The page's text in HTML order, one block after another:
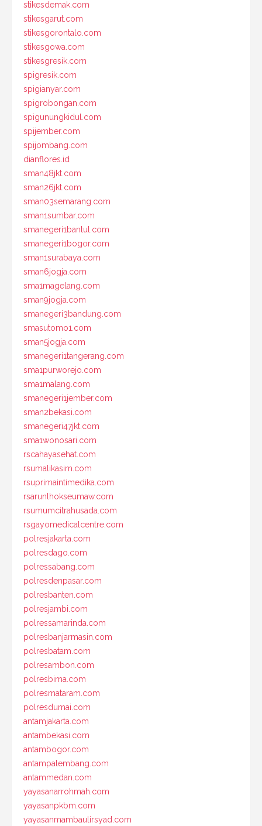
stikesdemak.com
stikesgarut.com
stikesgorontalo.com
stikesgowa.com
stikesgresik.com
spigresik.com
spigianyar.com
spigrobongan.com
spigunungkidul.com
spijember.com
spijombang.com
dianflores.id
sman48jkt.com
sman26jkt.com
sman03semarang.com
sman1sumbar.com
smanegeri1bantul.com
smanegeri1bogor.com
sman1surabaya.com
sman6jogja.com
sma1magelang.com
sman9jogja.com
smanegeri3bandung.com
smasutomo1.com
sman5jogja.com
smanegeri1tangerang.com
sma1purworejo.com
sma1malang.com
smanegeri1jember.com
sman2bekasi.com
smanegeri47jkt.com
sma1wonosari.com
rscahayasehat.com
rsumalikasim.com
rsuprimaintimedika.com
rsarunlhokseumaw.com
rsumumcitrahusada.com
rsgayomedicalcentre.com
polresjakarta.com
polresdago.com
polressabang.com
polresdenpasar.com
polresbanten.com
polresjambi.com
polressamarinda.com
polresbanjarmasin.com
polresbatam.com
polresambon.com
polresbima.com
polresmataram.com
polresdumai.com
antamjakarta.com
antambekasi.com
antambogor.com
antampalembang.com
antammedan.com
yayasanarrohmah.com
yayasanpkbm.com
yayasanmambaulirsyad.com